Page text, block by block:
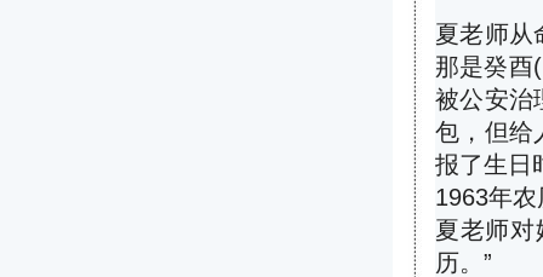
夏老师从
那是癸酉
被公安治
包，但给
报了生日
1963年
夏老师对
历。”